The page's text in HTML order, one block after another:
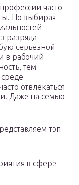
часто
Но выбирая
разряда
серьезной
в рабочий
тем
отвлекаться
Даже на семью
топ
в сфере